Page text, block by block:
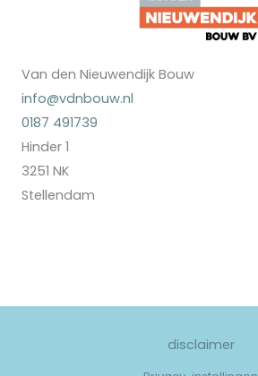
Van den Nieuwendijk Bouw
info@vdnbouw.nl
0187 491739
Hinder 1
3251 NK
Stellendam
disclaimer